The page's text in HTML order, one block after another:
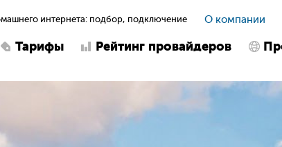
интернета: подбор, подключение О компании
Тарифы Рейтинг провайдеров